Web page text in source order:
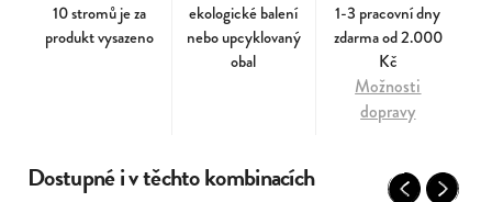
10 stromů je za
produkt vysazeno
ekologické balení
nebo upcyklovaný
obal
1-3 pracovní dny
zdarma od 2.000
Kč
Možnosti
dopravy
Dostupné i v těchto kombinacích PreviousNext